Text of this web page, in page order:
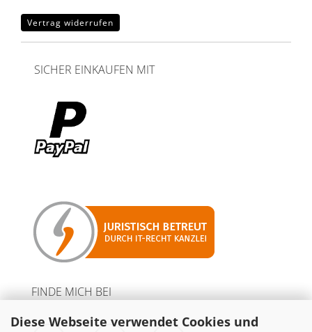
Diese Webseite verwendet Cookies und
Vertrag widerrufen
SICHER EINKAUFEN MIT
FINDE MICH BEI